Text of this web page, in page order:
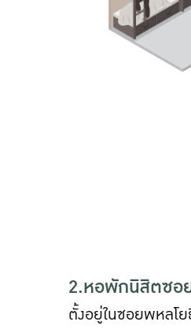
2.หอพักนิสิตซอ
ตั้งอยู่ในซอยพหลโ